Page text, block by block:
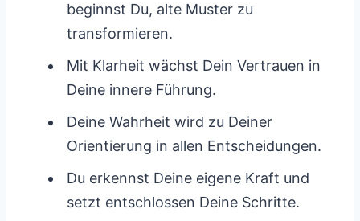
beginnst Du, alte Muster zu
transformieren.
Mit Klarheit wächst Dein Vertrauen in
Deine innere Führung.
Deine Wahrheit wird zu Deiner
Orientierung in allen Entscheidungen.
Du erkennst Deine eigene Kraft und
setzt entschlossen Deine Schritte.